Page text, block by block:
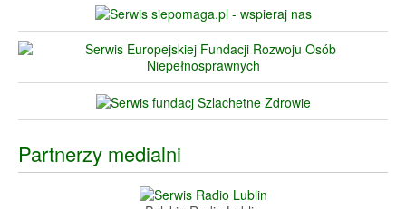
Partnerzy medialni